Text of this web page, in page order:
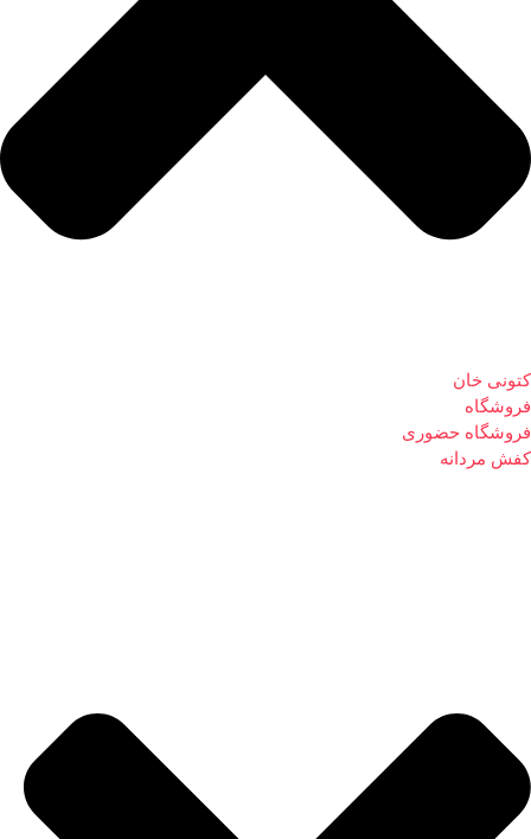
کتونی خان
فروشگاه
فروشگاه حضوری
کفش مردانه